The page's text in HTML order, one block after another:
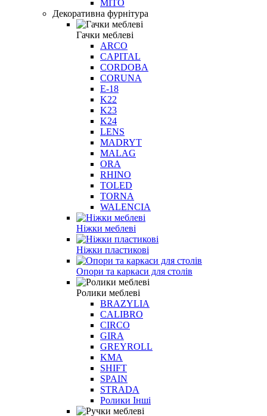
МIТO
Декоративна фурнітура
Гачки меблеві
ARCO
CAPITAL
CORDOBA
CORUNA
E-18
K22
K23
K24
LENS
MADRYT
MALAG
ORA
RHINO
TOLED
TORNA
WALENCIA
Ніжки меблеві
Ніжки пластикові
Опори та каркаси для столів
Ролики меблеві
BRAZYLIA
CALIBRO
CIRCO
GIRA
GREYROLL
KMA
SHIFT
SPAIN
STRADA
Ролики Інші